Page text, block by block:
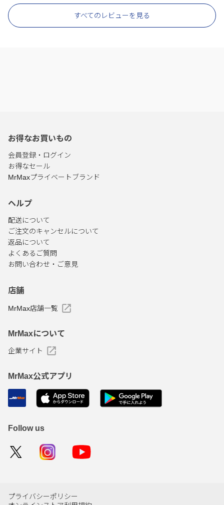
すべてのレビューを見る
お得なお買いもの
会員登録・ログイン
お得なセール
MrMaxプライベートブランド
ヘルプ
配送について
ご注文のキャンセルについて
返品について
よくあるご質問
お問い合わせ・ご意見
店舗
MrMax店舗一覧
MrMaxについて
企業サイト
MrMax公式アプリ
Follow us
プライバシーポリシー